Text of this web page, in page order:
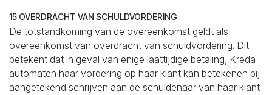
15 OVERDRACHT VAN SCHULDVORDERING
De totstandkoming van de overeenkomst geldt als
overeenkomst van overdracht van schuldvordering. Dit
betekent dat in geval van enige laattijdige betaling, Kreda
automaten haar vordering op haar klant kan betekenen bij
aangetekend schrijven aan de schuldenaar van haar klant